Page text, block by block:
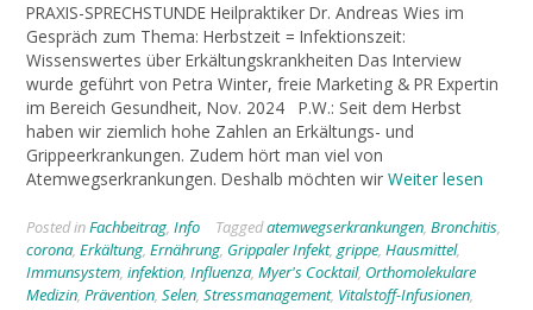
PRAXIS-SPRECHSTUNDE Heilpraktiker Dr. Andreas Wies im
Gespräch zum Thema: Herbstzeit = Infektionszeit:
Wissenswertes über Erkältungskrankheiten Das Interview
wurde geführt von Petra Winter, freie Marketing & PR Expertin
im Bereich Gesundheit, Nov. 2024 P.W.: Seit dem Herbst
haben wir ziemlich hohe Zahlen an Erkältungs- und
Grippeerkrankungen. Zudem hört man viel von
Atemwegserkrankungen. Deshalb möchten wir Weiter lesen
Posted inFachbeitrag Info Taggedatemwegserkrankungen Bronchitis
corona Erkältung Ernährung Grippaler Infekt, grippe Hausmittel,
Immunsystem infektion Influenza Myer's Cocktail, Orthomolekulare
Medizin Prävention Selen Stressmanagement, Vitalstoff-Infusionen